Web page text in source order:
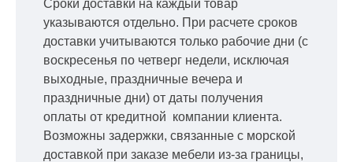
Сроки доставки на каждый товар
указываются отдельно. При расчете сроков
доставки учитываются только рабочие дни (с
воскресенья по четверг недели, исключая
выходные, праздничные вечера и
праздничные дни) от даты получения
оплаты от кредитной компании клиента.
Возможны задержки, связанные с морской
доставкой при заказе мебели из-за границы,